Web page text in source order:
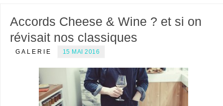
Accords Cheese & Wine ? et si on
révisait nos classiques
GALERIE 15 MAI 2016